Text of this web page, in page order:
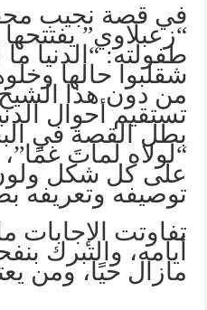
في قصة نجيب
“زعبلاوي”
طفولته: “الدنيا ما
شقلبوا حالها
من دون هذا
تستقيم أحوال
بطل القصة في
“لولاه لماتَ
على كل شكل
توصيفه وتعريفه
تفاوتت الإجابات
أيامه، والتبرك
مازال حيًا، ومن